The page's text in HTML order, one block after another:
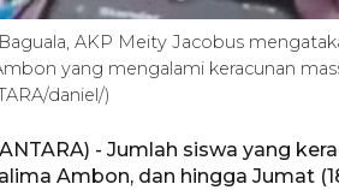
AKP Meity Jacobus
yang mengalami keracunan
daniel/)
- Jumlah siswa yang
Ambon, dan hingga Jumat